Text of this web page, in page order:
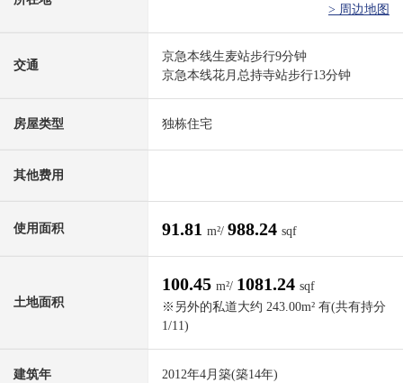
> 周边地图
交通
京急本线生麦站步行9分钟
京急本线花月总持寺站步行13分钟
房屋类型 独栋住宅
其他费用
使用面积 91.81 m²/ 988.24 sqf
土地面积
100.45 m²/ 1081.24 sqf
※另外的私道大约 243.00m² 有(共有持分
1/11)
建筑年 2012年4月築(築14年)